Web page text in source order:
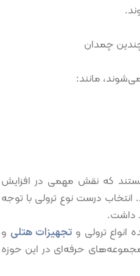
چمدان
می‌شوند، مانند:
که نقش مهمی در افزایش
انتخاب درست نوع ترولی با توجه
داشت.
انواع ترولی و تجهیزات هتلی و
مجموعه‌های حرفه‌ای در این حوزه